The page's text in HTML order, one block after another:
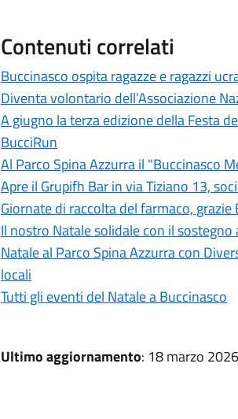
Contenuti correlati
Buccinasco ospita ragazze e ragazzi
Diventa volontario dell’Associazione
A giugno la terza edizione della Festa
BucciRun
Al Parco Spina Azzurra il "Buccinasco
Apre il Grupifh Bar in via Tiziano 13,
Giornate di raccolta del farmaco, grazie
Il nostro Natale solidale con il
Natale al Parco Spina Azzurra con
locali
Tutti gli eventi del Natale a Buccinasco
Ultimo aggiornamento: 18 marzo